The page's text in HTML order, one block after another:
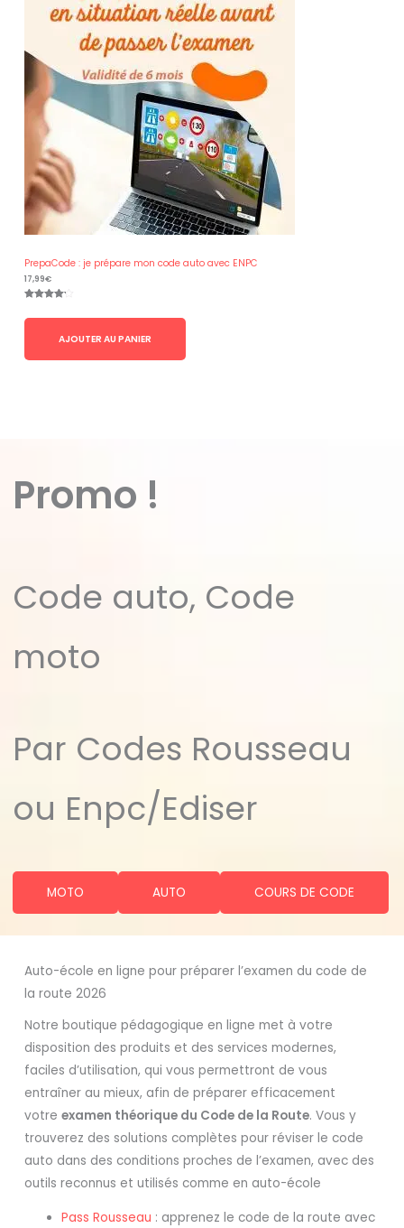
PrepaCode : je prépare mon code auto avec ENPC
17,99€
sur 5
basé
notationsAJOUTER AU PANIER
Promo !
Code auto, Code
moto
Par Codes Rousseau
ou Enpc/Ediser
MOTO AUTO COURS DE CODE
Auto-école en ligne pour préparer l’examen du code de
la route 2026
Notre boutique pédagogique en ligne met à votre
disposition des produits et des services modernes,
faciles d’utilisation, qui vous permettront de vous
entraîner au mieux, afin de préparer efficacement
votreexamen théorique du Code de la Route. Vous y
trouverez des solutions complètes pour réviser le code
auto dans des conditions proches de l’examen, avec des
outils reconnus et utilisés comme en auto-école
Pass Rousseau : apprenez le code de la route avec